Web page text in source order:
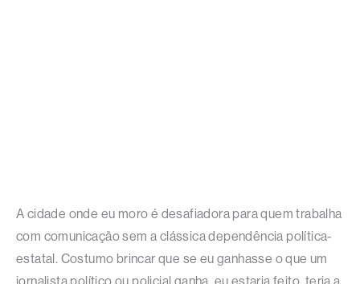
A cidade onde eu moro é desafiadora para quem trabalha
com comunicação sem a clássica dependência política-
estatal. Costumo brincar que se eu ganhasse o que um
jornalista político ou policial ganha, eu estaria feito, teria a